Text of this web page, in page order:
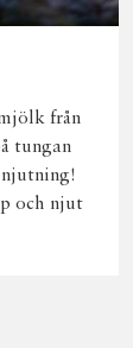
från
tungan
njutning!
och njut